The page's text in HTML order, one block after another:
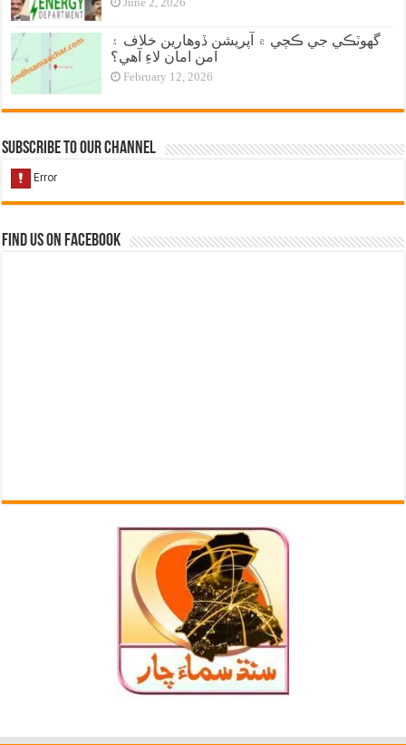
June 2, 2026
گهوٽڪي جي ڪچي ۾ آپريشن ڏوهارين خلاف ۽
امن امان لاءِ آهي؟
February 12, 2026
Subscribe to our Channel
Find us on Facebook